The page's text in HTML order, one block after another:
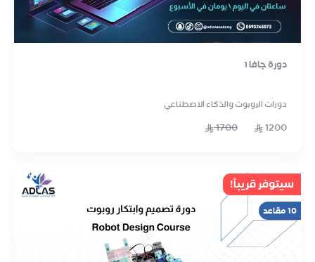
دورة جافا 1
دورات الروبوت والذكاء الاصطناعي
1200
1700
سيتوفر قريباً!
10 مقاعد